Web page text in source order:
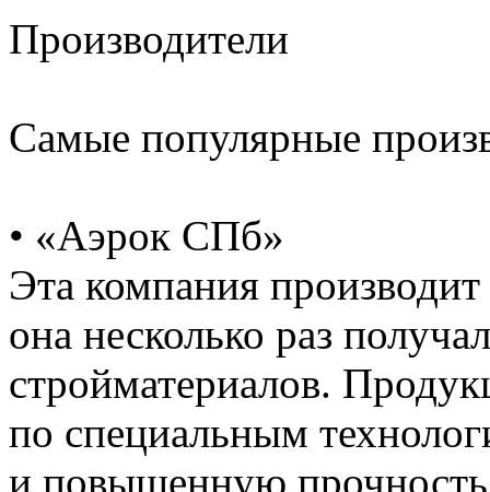
Производители
Самые популярные
• «Аэрок СПб»
Эта компания производит
она несколько раз
стройматериалов.
по специальным
и повышенную